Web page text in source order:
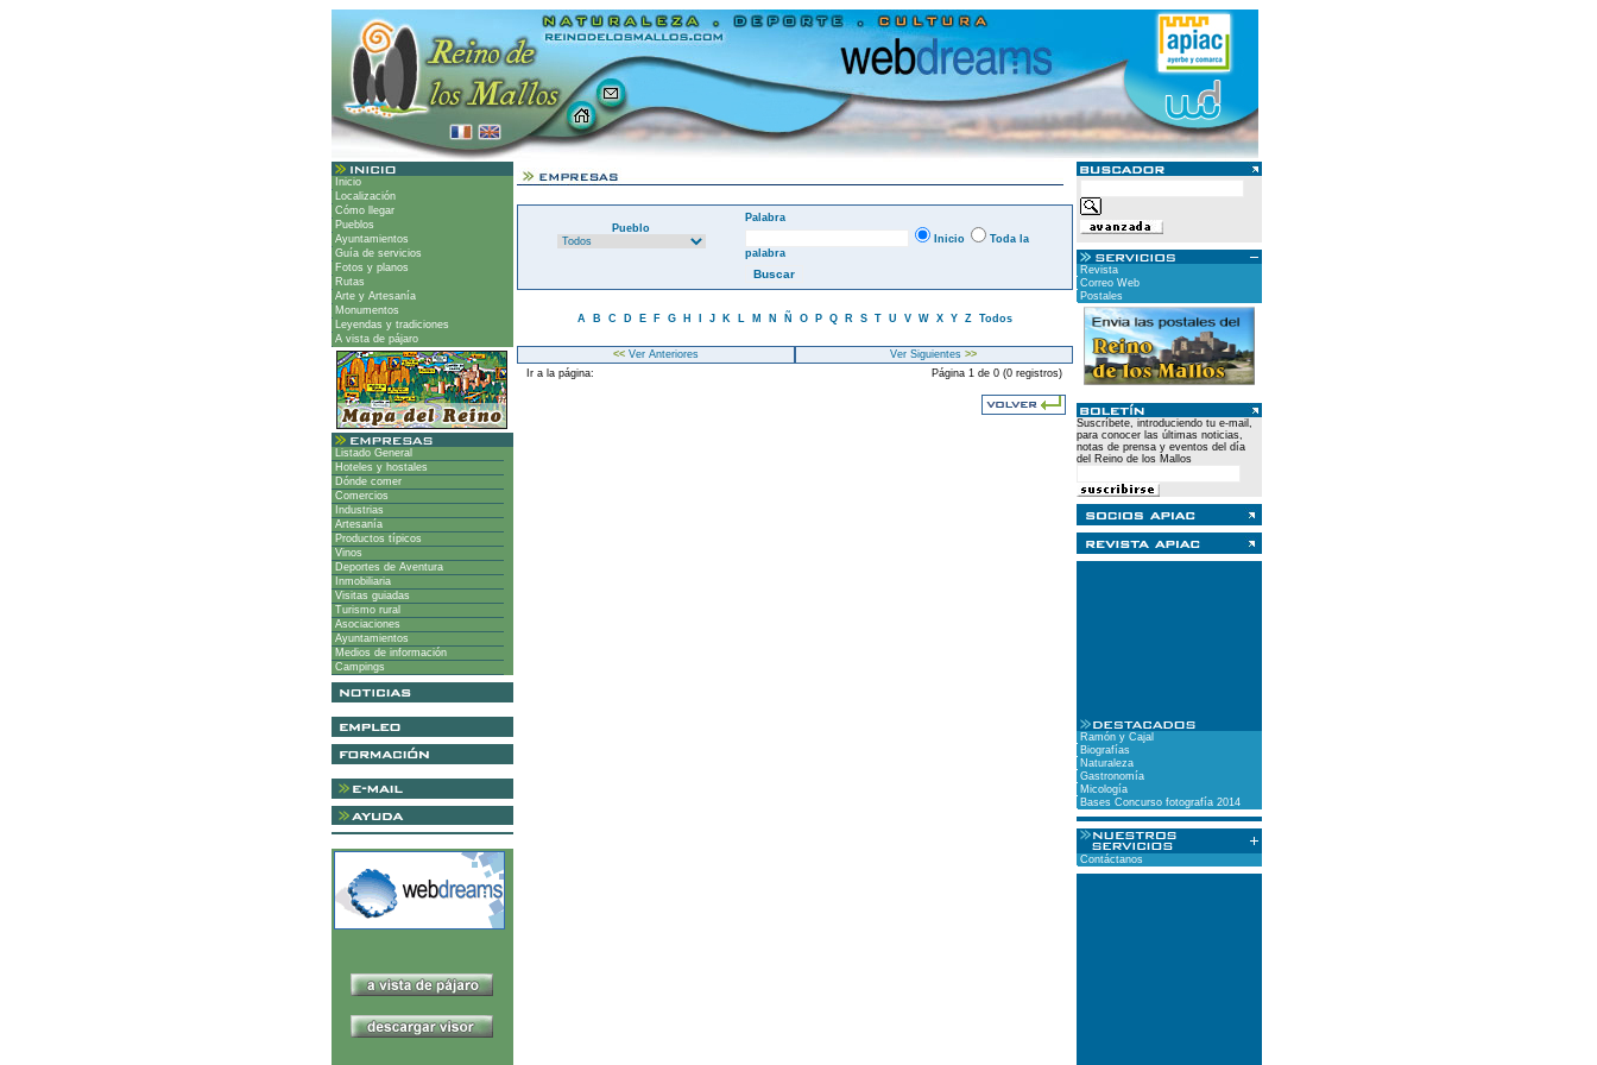
Inicio
Localización
Cómo llegar
Pueblos
Ayuntamientos
Guía de servicios
Fotos y planos
Rutas
Arte y Artesanía
Monumentos
Leyendas y tradiciones
A vista de pájaro
Listado General
Hoteles y hostales
Dónde comer
Comercios
Industrias
Artesanía
Productos típicos
Vinos
Deportes de Aventura
Inmobiliaria
Visitas guiadas
Turismo rural
Asociaciones
Ayuntamientos
Medios de información
Campings
Pueblo
Palabra
Inicio
Toda la
palabra
A B C D E F G H J K L M N Ñ O P Q R S T U V W X Y Z Todos
<<Ver Anteriores Ver Siguientes >>
Ir a la página:
Página 1 de 0 (0 registros)
Revista
Correo Web
Postales
Suscríbete, introduciendo tu e-mail,
para conocer las últimas noticias,
notas de prensa y eventos del día
del Reino de los Mallos
Ramón y Cajal
Biografías
Naturaleza
Gastronomía
Micología
Bases Concurso fotografía 2014
Contáctanos